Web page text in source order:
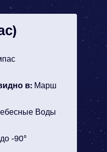
в: Марш
Воды
-90°